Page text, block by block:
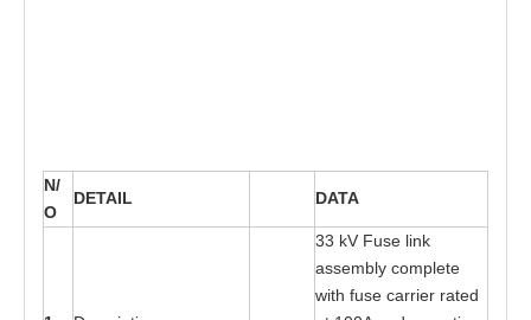
N/
O
DETAIL DATA
33 kV Fuse link
assembly complete
with fuse carrier rated